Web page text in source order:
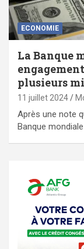
ECONOMIE
La Banque
plusieurs
11 juillet 2024
Après une note
Banque